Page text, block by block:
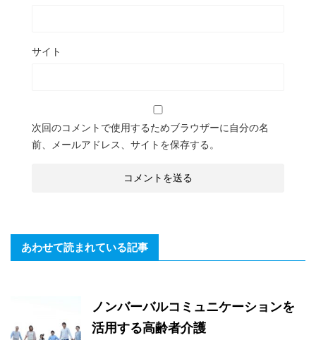
サイト
次回のコメントで使用するためブラウザーに自分の名
前、メールアドレス、サイトを保存する。
あわせて読まれている記事
ノンバーバルコミュニケーションを
活用する高齢者介護